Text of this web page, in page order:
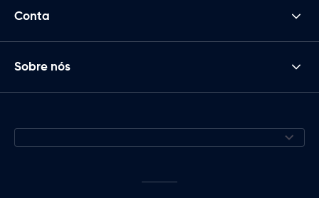
Conta
Sobre nós